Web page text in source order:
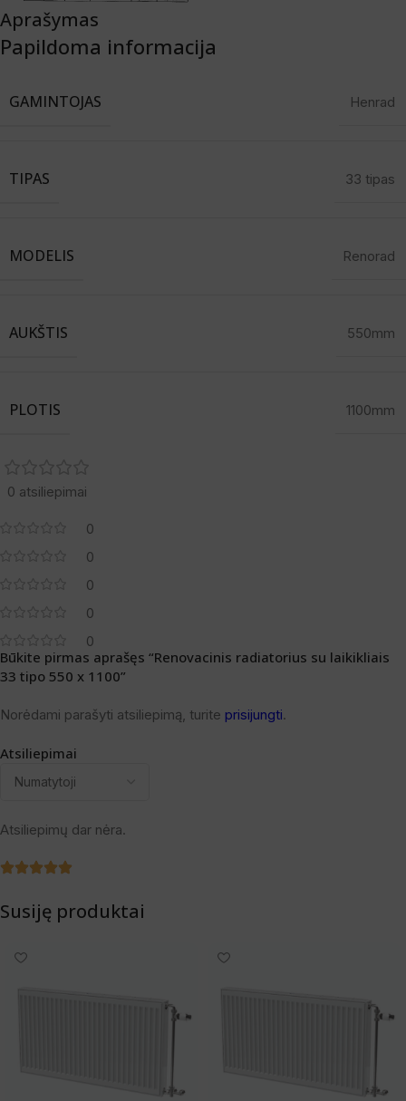
Aprašymas
Papildoma informacija
GAMINTOJAS Henrad
TIPAS 33 tipas
MODELIS Renorad
AUKŠTIS 550mm
PLOTIS 1100mm
0 atsiliepimai
0
0
0
0
0
Atsiliepimai
Atsiliepimų dar nėra.
Būkite pirmas aprašęs “Renovacinis radiatorius su laikikliais
33 tipo 550 x 1100”
Norėdami parašyti atsiliepimą, turite prisijungti.
Susiję produktai